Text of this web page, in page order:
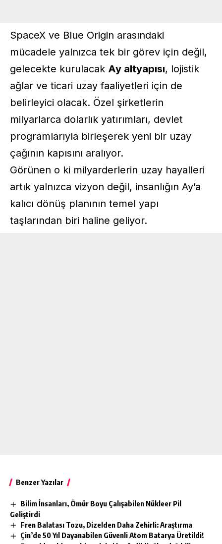
SpaceX ve Blue Origin arasındaki
mücadele yalnızca tek bir görev için değil,
gelecekte kurulacak Ay altyapısı, lojistik
ağlar ve ticari uzay faaliyetleri için de
belirleyici olacak. Özel şirketlerin
milyarlarca dolarlık yatırımları, devlet
programlarıyla birleşerek yeni bir uzay
çağının kapısını aralıyor.
Görünen o ki milyarderlerin uzay hayalleri
artık yalnızca vizyon değil, insanlığın Ay’a
kalıcı dönüş planının temel yapı
taşlarından biri haline geliyor.
Benzer Yazılar
Bilim İnsanları, Ömür Boyu Çalışabilen Nükleer Pil
Geliştirdi
Fren Balatası Tozu, Dizelden Daha Zehirli: Araştırma
Çin’de 50 Yıl Dayanabilen Güvenli Atom Batarya Üretildi!